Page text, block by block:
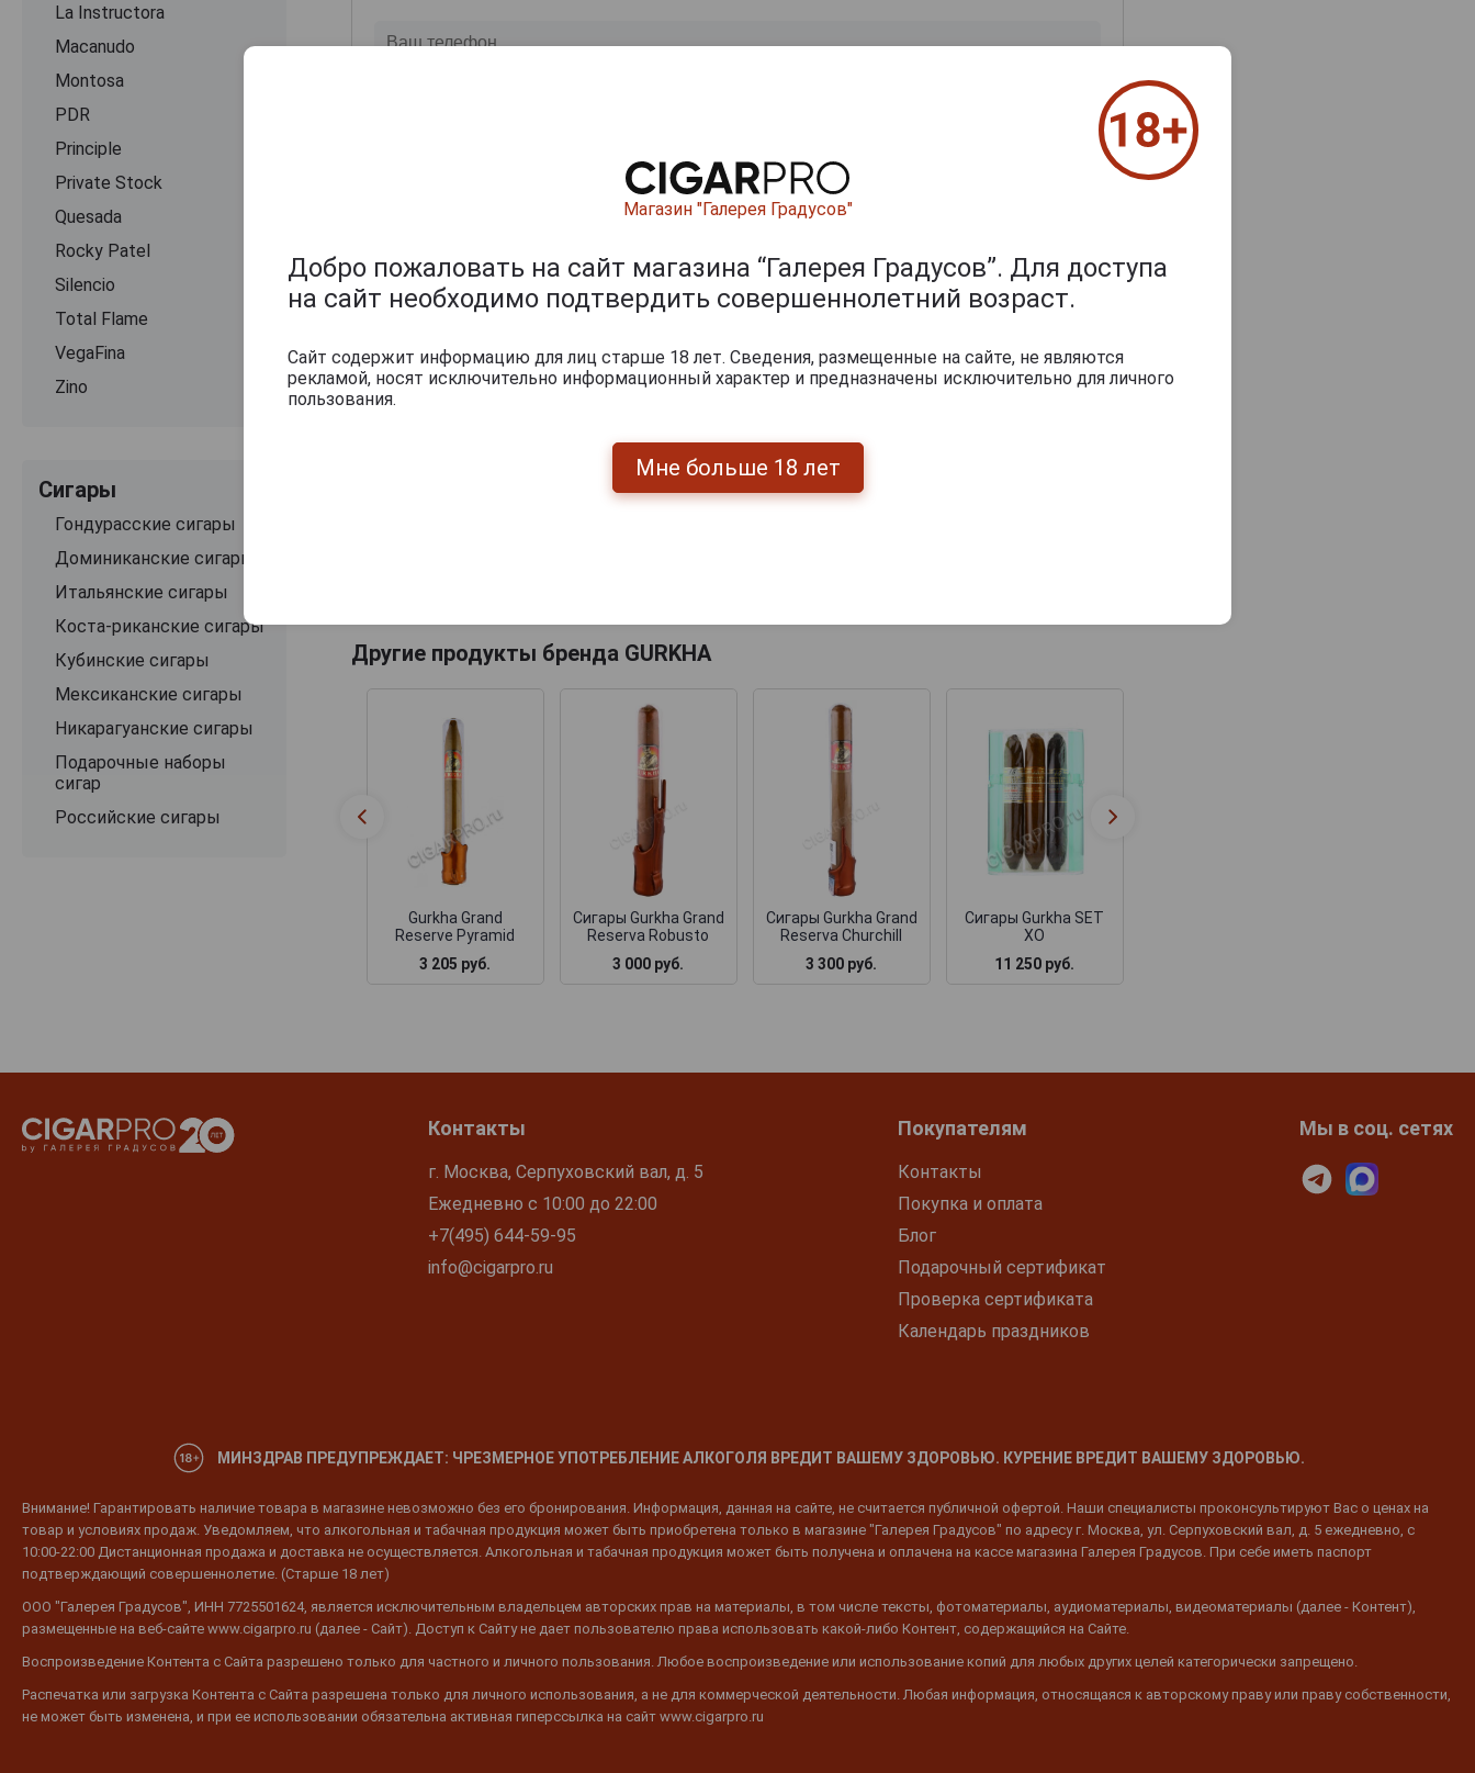
La Instructora
Macanudo
Montosa
PDR
Principle
Private Stock
Quesada
Rocky Patel
Silencio
Total Flame
VegaFina
Zino
Сигары
Гондурасские сигары
Доминиканские сигары
Итальянские сигары
Коста-риканские сигары
Кубинские сигары
Мексиканские сигары
Никарагуанские сигары
Подарочные наборы
сигар
Российские сигары
из 2000 знаков
Другие продукты бренда GURKHA
Gurkha Grand
Reserve Pyramid
3 205 руб.
Сигары Gurkha Grand
Reserva Robusto
3 000 руб.
Сигары Gurkha Grand
Reserva Churchill
3 300 руб.
Сигары Gurkha SET
XO
11 250 руб.
Контакты
г. Москва, Серпуховский вал, д. 5
Ежедневно с 10:00 до 22:00
+7(495) 644-59-95
info@cigarpro.ru
Покупателям
Контакты
Покупка и оплата
Блог
Подарочный сертификат
Проверка сертификата
Календарь праздников
Мы в соц. сетях
МИНЗДРАВ ПРЕДУПРЕЖДАЕТ: ЧРЕЗМЕРНОЕ УПОТРЕБЛЕНИЕ АЛКОГОЛЯ ВРЕДИТ ВАШЕМУ ЗДОРОВЬЮ. КУРЕНИЕ ВРЕДИТ ВАШЕМУ ЗДОРОВЬЮ.
Внимание! Гарантировать наличие товара в магазине невозможно без его бронирования. Информация, данная на сайте, не считается публичной офертой. Наши специалисты проконсультируют Вас о ценах на
товар и условиях продаж. Уведомляем, что алкогольная и табачная продукция может быть приобретена только в магазине "Галерея Градусов" по адресу г. Москва, ул. Серпуховский вал, д. 5 ежедневно, с
10:00-22:00 Дистанционная продажа и доставка не осуществляется. Алкогольная и табачная продукция может быть получена и оплачена на кассе магазина Галерея Градусов. При себе иметь паспорт
подтверждающий совершеннолетие. (Старше 18 лет)
ООО "Галерея Градусов", ИНН 7725501624, является исключительным владельцем авторских прав на материалы, в том числе тексты, фотоматериалы, аудиоматериалы, видеоматериалы (далее - Контент),
размещенные на веб-сайте www.cigarpro.ru (далее - Сайт). Доступ к Сайту не дает пользователю права использовать какой-либо Контент, содержащийся на Сайте.
Воспроизведение Контента с Сайта разрешено только для частного и личного пользования. Любое воспроизведение или использование копий для любых других целей категорически запрещено.
Распечатка или загрузка Контента с Сайта разрешена только для личного использования, а не для коммерческой деятельности. Любая информация, относящаяся к авторскому праву или праву собственности,
не может быть изменена, и при ее использовании обязательна активная гиперссылка на сайт www.cigarpro.ru
Магазин "Галерея Градусов"
Добро пожаловать на сайт магазина “Галерея Градусов”. Для доступа
на сайт необходимо подтвердить совершеннолетний возраст.
Сайт содержит информацию для лиц старше 18 лет. Сведения, размещенные на сайте, не являются
рекламой, носят исключительно информационный характер и предназначены исключительно для личного
пользования.
Мне больше 18 лет